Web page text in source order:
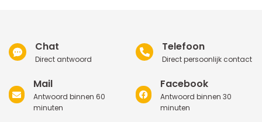
Chat
Direct antwoord
Telefoon
Direct persoonlijk contact
Mail
Antwoord binnen 60
minuten
Facebook
Antwoord binnen 30
minuten